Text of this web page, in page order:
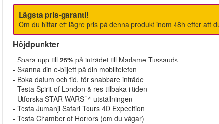
Lägsta pris-garanti!
Om du hittar ett lägre pris på denna produkt inom 48h efter att
Höjdpunkter
- Spara upp till 25% på inträdet till Madame Tussauds
- Skanna din e-biljett på din mobiltelefon
- Boka datum och tid, för snabbare inträde
- Testa Spirit of London & res tillbaka i tiden
- Utforska STAR WARS™-utställningen
- Testa Jumanji Safari Tours 4D Expedition
- Testa Chamber of Horrors (om du vågar)